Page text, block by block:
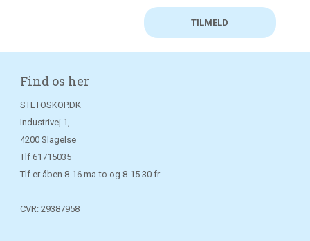
Find os her
STETOSKOP.DK
Industrivej 1,
4200 Slagelse
Tlf 61715035
Tlf er åben 8-16 ma-to og 8-15.30 fr
CVR: 29387958